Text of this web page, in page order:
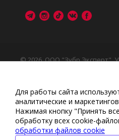
© 2026, ООО "Зубр Эксперт",
сайт носит исключительно
Любое использование либо
или подборки материалов
оформления запрещено
Политика обработки
Для работы сайта
аналитические и
Нажимая кнопку "Принять
обработку всех cookie-
обработки файлов cookie